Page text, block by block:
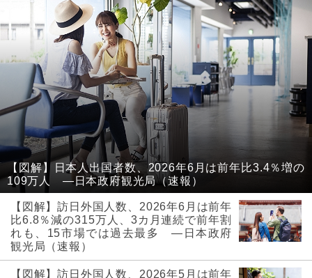
【図解】日本人出国者数、2026年6月は前年比3.4％増の
109万人 ―日本政府観光局（速報）
【図解】訪日外国人数、2026年6月は前年
比6.8％減の315万人、3カ月連続で前年割
れも、15市場では過去最多 ―日本政府
観光局（速報）
【図解】訪日外国人数、2026年5月は前年